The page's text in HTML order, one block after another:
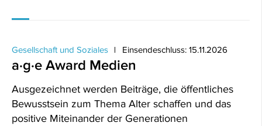
Gesellschaft und Soziales Einsendeschluss: 15.11.2026
a·g·e Award Medien
Ausgezeichnet werden Beiträge, die öffentliches
Bewusstsein zum Thema Alter schaffen und das
positive Miteinander der Generationen